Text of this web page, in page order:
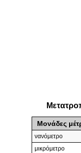
Μονάδες
νανόμετρο
μικρόμετρο